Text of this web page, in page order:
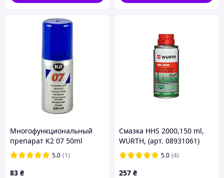
Многофункциональный
препарат K2 07 50ml
5.0 (1)
83 ₴
Смазка HHS 2000,150 ml,
WURTH, (арт. 08931061)
5.0 (4)
257 ₴